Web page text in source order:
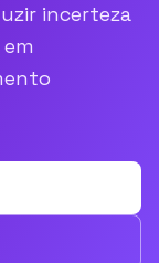
incerteza